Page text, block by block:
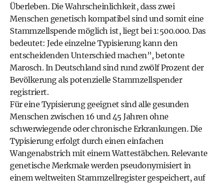
Überleben. Die Wahrscheinlichkeit, dass zwei
Menschen genetisch kompatibel sind und somit eine
Stammzellspende möglich ist, liegt bei 1:500.000. Das
bedeutet: Jede einzelne Typisierung kann den
entscheidenden Unterschied machen", betonte
Marosch. In Deutschland sind rund zwölf Prozent der
Bevölkerung als potenzielle Stammzellspender
registriert.
Für eine Typisierung geeignet sind alle gesunden
Menschen zwischen 16 und 45 Jahren ohne
schwerwiegende oder chronische Erkrankungen. Die
Typisierung erfolgt durch einen einfachen
Wangenabstrich mit einem Wattestäbchen. Relevante
genetische Merkmale werden pseudonymisiert in
einem weltweiten Stammzellregister gespeichert, auf